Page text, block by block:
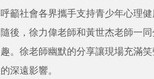
呼籲社會各界攜手支持青少年心理健
隨後，徐力偉老師和黃世杰老師一
趣。徐老師幽默的分享讓現場充滿
的深遠影響。